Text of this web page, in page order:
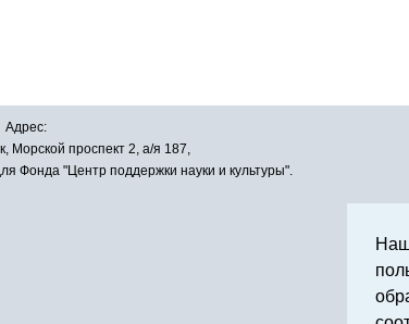
Адрес:
Морской проспект 2, а/я 187,
Фонда "Центр поддержки науки и культуры".